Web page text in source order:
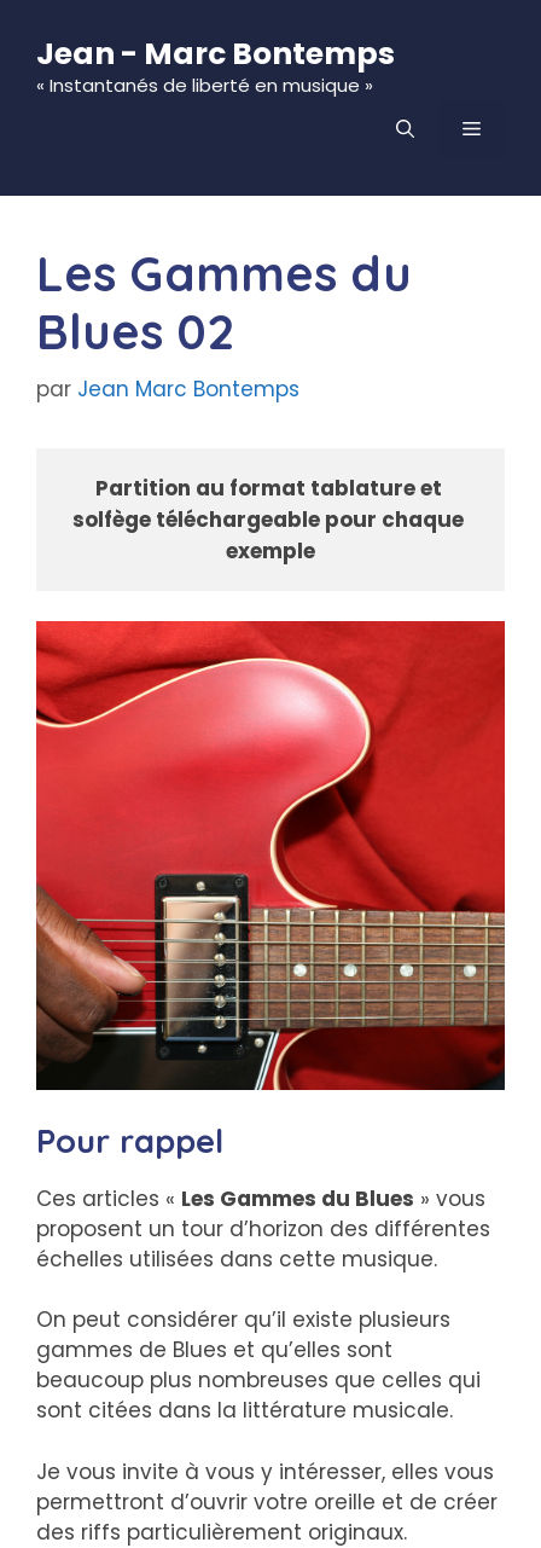
contenu
Jean - Marc Bontemps
« Instantanés de liberté en musique »
MENU
Les Gammes du
Blues 02
par Jean Marc Bontemps
Partition au format tablature et
solfège téléchargeable pour chaque
exemple
Pour rappel
Ces articles « Les Gammes du Blues » vous
proposent un tour d’horizon des différentes
échelles utilisées dans cette musique.
On peut considérer qu’il existe plusieurs
gammes de Blues et qu’elles sont
beaucoup plus nombreuses que celles qui
sont citées dans la littérature musicale.
Je vous invite à vous y intéresser, elles vous
permettront d’ouvrir votre oreille et de créer
des riffs particulièrement originaux.